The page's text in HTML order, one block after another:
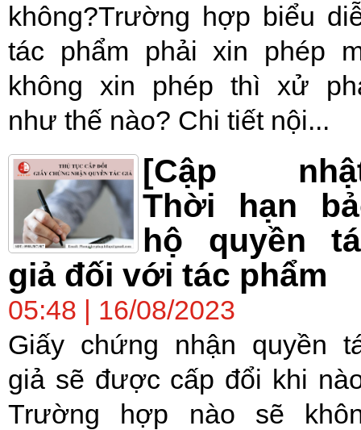
không?Trường hợp biểu
tác phẩm phải xin phép
không xin phép thì xử
như thế nào? Chi tiết nội...
[Cập
Thời hạn
hộ quyền
giả đối với tác phẩm
05:48 | 16/08/2023
Giấy chứng nhận quyền
giả sẽ được cấp đổi khi
Trường hợp nào sẽ